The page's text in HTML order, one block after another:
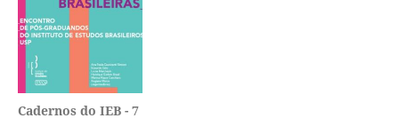
Cadernos do IEB - 7